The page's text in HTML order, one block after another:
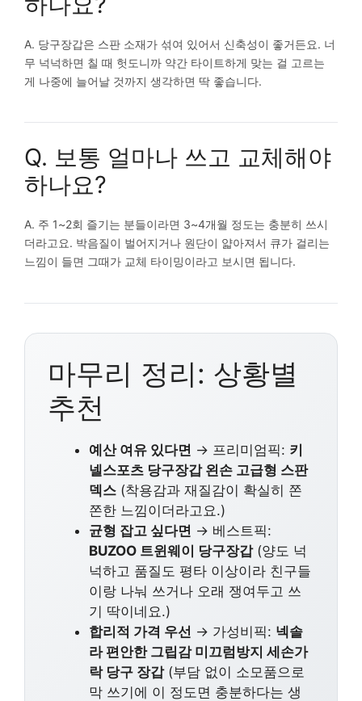
A. 당구장갑은 스판 소재가 섞여 있어서 신축성이 좋거든요. 너
무 넉넉하면 칠 때 헛도니까 약간 타이트하게 맞는 걸 고르는
게 나중에 늘어날 것까지 생각하면 딱 좋습니다.
Q. 보통 얼마나 쓰고 교체해야
하나요?
A. 주 1~2회 즐기는 분들이라면 3~4개월 정도는 충분히 쓰시
더라고요. 박음질이 벌어지거나 원단이 얇아져서 큐가 걸리는
느낌이 들면 그때가 교체 타이밍이라고 보시면 됩니다.
마무리 정리: 상황별
추천
예산 여유 있다면 → 프리미엄픽: 키
넬스포츠 당구장갑 왼손 고급형 스판
덱스 (착용감과 재질감이 확실히 쫀
쫀한 느낌이더라고요.)
균형 잡고 싶다면 → 베스트픽:
BUZOO 트윈웨이 당구장갑(양도 넉
넉하고 품질도 평타 이상이라 친구들
이랑 나눠 쓰거나 오래 쟁여두고 쓰
기 딱이네요.)
합리적 가격 우선 → 가성비픽: 넥솔
라 편안한 그립감 미끄럼방지 세손가
락 당구 장갑(부담 없이 소모품으로
막 쓰기에 이 정도면 충분하다는 생